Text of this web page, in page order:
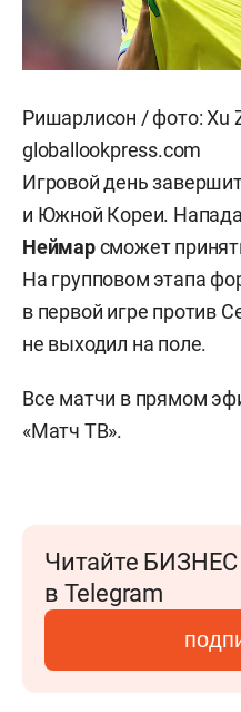
Ришарлисон / фото: Xu
globallookpress.com
Игровой день
и Южной Кореи.
Неймарсможет
На групповом этапа
в первой игре против
не выходил на поле.
Все матчи в прямом
«Матч ТВ».
Читайте БИЗНЕС
в Telegram